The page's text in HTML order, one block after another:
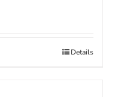
Details